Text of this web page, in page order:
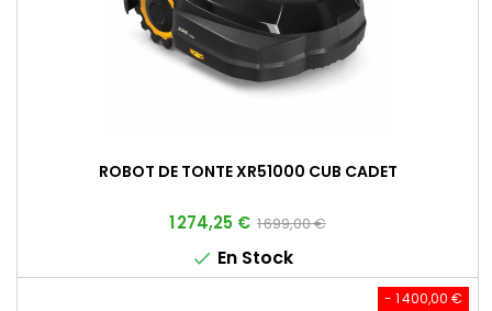
ROBOT DE TONTE XR51000 CUB CADET
Prix
1 274,25 € Prix
de
base
1 699,00 €
 En Stock
- 1 400,00 €